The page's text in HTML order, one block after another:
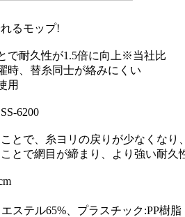
るモップ!
で耐久性が1.5倍に向上※当社比
時、替糸同士が絡みにくい
用
6200
とで、糸ヨリの戻りが少なくなり
とで網目が締まり、より強い耐久
ステル65%、プラスチック:PP樹脂